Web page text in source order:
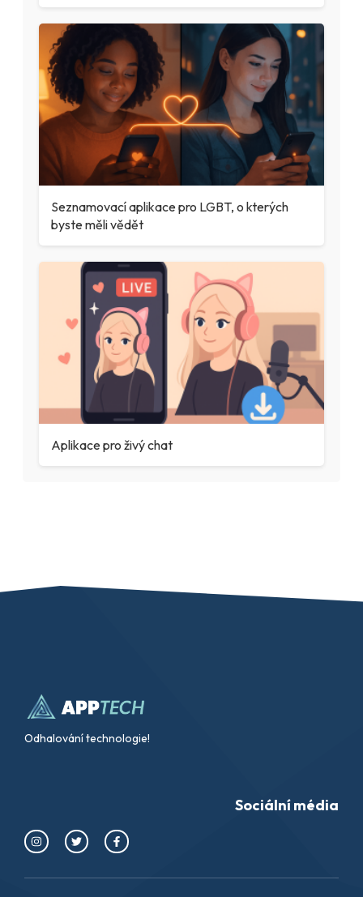
Seznamovací aplikace pro LGBT, o kterých
byste měli vědět
Aplikace pro živý chat
Odhalování technologie!
Sociální média